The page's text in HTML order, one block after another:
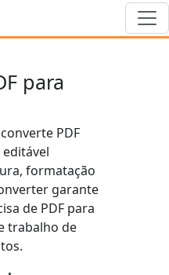
para
PDF
formatação
garante
de PDF para
trabalho de